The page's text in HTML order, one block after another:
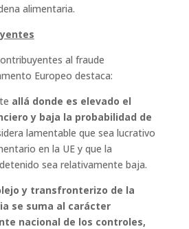
alimentaria.
al fraude
Europeo destaca:
allá donde es elevado el
y baja la probabilidad de
lamentable que sea lucrativo
en la UE y que la
sea relativamente baja.
y transfronterizo de la
se suma al carácter
nacional de los controles,